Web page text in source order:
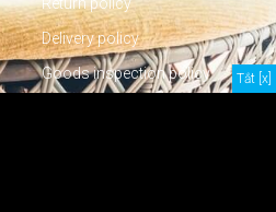
Return policy
Delivery policy
Goods inspection policy
EXPORTS COOPERATIVE
17, Ninh Hiep Ward, Ninh Hoa
Tắt [x]